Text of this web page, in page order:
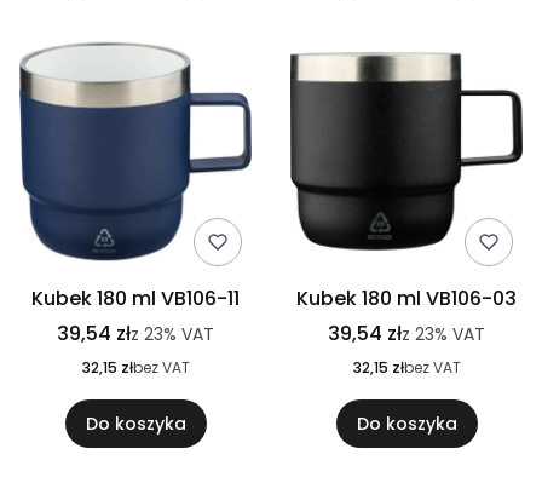
Kubek 180 ml VB106-11
39,54 złz 23% VAT
32,15 złbez VAT
Do koszyka
Kubek 180 ml VB106-03
39,54 złz 23% VAT
32,15 złbez VAT
Do koszyka